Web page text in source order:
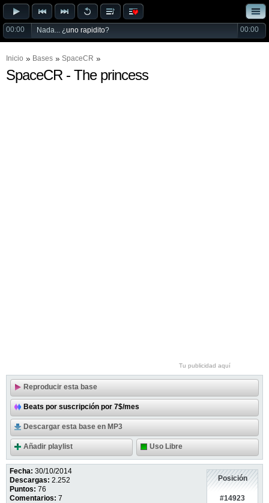
00:00 Nada... ¿uno rapidito? 00:00
Inicio Bases SpaceCR
SpaceCR - The princess
Tu publicidad aquí
Reproducir esta base
Beats por suscripción por 7$/mes
Descargar esta base en MP3
Añadir playlist Uso Libre
Fecha: 30/10/2014
Descargas: 2.252
Puntos: 76
Comentarios: 7
Posición
#14923